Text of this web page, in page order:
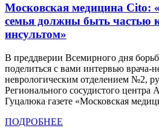
Московская медицина Cito:
семья должны быть частью
инсультом»
В преддверии Всемирного дня
поделиться с вами интервью врача-
неврологическим отделением №2,
Регионального сосудистого центра
Гуцалюка газете «Московская
ПОДРОБНЕЕ